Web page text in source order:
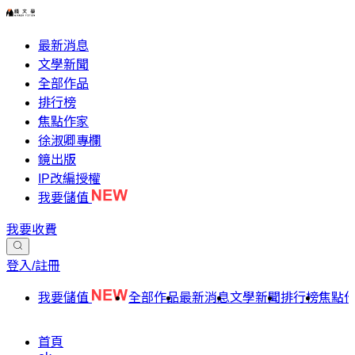
最新消息
文學新聞
全部作品
排行榜
焦點作家
徐淑卿專欄
鏡出版
IP改編授權
我要儲值
我要收費
登入/註冊
我要儲值 全部作品最新消息文學新聞排行榜焦點
首頁